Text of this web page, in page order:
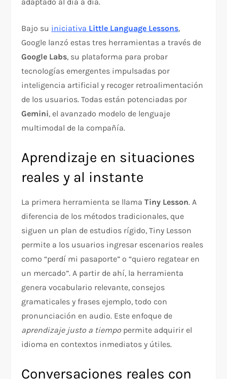
Bajo su iniciativa Little Language Lessons,
Google lanzó estas tres herramientas a través de
Google Labs, su plataforma para probar
tecnologías emergentes impulsadas por
inteligencia artificial y recoger retroalimentación
de los usuarios. Todas están potenciadas por
Gemini, el avanzado modelo de lenguaje
multimodal de la compañía.
Aprendizaje en situaciones
reales y al instante
La primera herramienta se llamaTiny Lesson. A
diferencia de los métodos tradicionales, que
siguen un plan de estudios rígido, Tiny Lesson
permite a los usuarios ingresar escenarios reales
como “perdí mi pasaporte” o “quiero regatear en
un mercado”. A partir de ahí, la herramienta
genera vocabulario relevante, consejos
gramaticales y frases ejemplo, todo con
pronunciación en audio. Este enfoque de
aprendizaje justo a tiempo permite adquirir el
idioma en contextos inmediatos y útiles.
Conversaciones reales con